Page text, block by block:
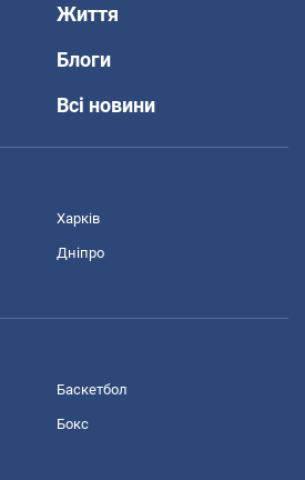
Життя
Блоги
Всі новини
Харків
Дніпро
Баскетбол
Бокс